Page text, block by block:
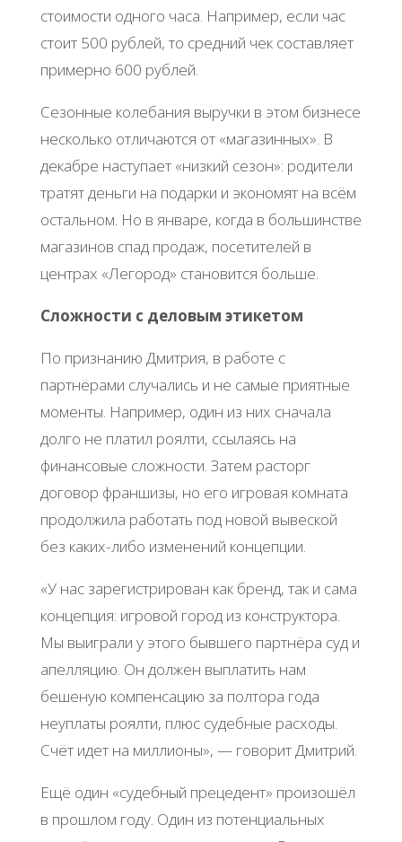
стоимости одного часа. Например, если час
стоит 500 рублей, то средний чек составляет
примерно 600 рублей.
Сезонные колебания выручки в этом бизнесе
несколько отличаются от «магазинных». В
декабре наступает «низкий сезон»: родители
тратят деньги на подарки и экономят на всём
остальном. Но в январе, когда в большинстве
магазинов спад продаж, посетителей в
центрах «Легород» становится больше.
Сложности с деловым этикетом
По признанию Дмитрия, в работе с
партнёрами случались и не самые приятные
моменты. Например, один из них сначала
долго не платил роялти, ссылаясь на
финансовые сложности. Затем расторг
договор франшизы, но его игровая комната
продолжила работать под новой вывеской
без каких-либо изменений концепции.
«У нас зарегистрирован как бренд, так и сама
концепция: игровой город из конструктора.
Мы выиграли у этого бывшего партнёра суд и
апелляцию. Он должен выплатить нам
бешеную компенсацию за полтора года
неуплаты роялти, плюс судебные расходы.
Счёт идет на миллионы», — говорит Дмитрий.
Ещё один «судебный прецедент» произошёл
в прошлом году. Один из потенциальных